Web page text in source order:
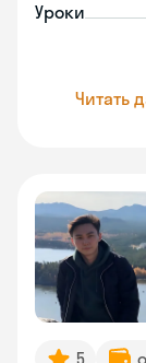
Уроки
Читать
5